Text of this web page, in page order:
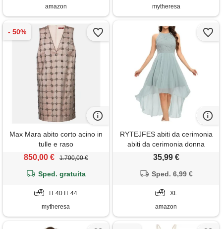
raffinato
amazon mytheresa
Max Mara abito corto acino in
tulle e raso
850,00 € 1.700,00 €
Sped. gratuita
IT 40 IT 44
mytheresa
RYTEJFES abiti da cerimonia
abiti da cerimonia donna
lunghi eleganti abito sposa
impero elegante estivo taglie
vestiti xl sirena verde
smeraldo tulle
35,99 €
Sped. 6,99 €
XL
amazon